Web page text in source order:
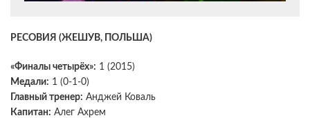
РЕСОВИЯ (ЖЕШУВ, ПОЛЬША)
«Финалы четырёх»: 1 (2015)
Медали: 1 (0-1-0)
Главный тренер: Анджей Коваль
Капитан: Алег Ахрем